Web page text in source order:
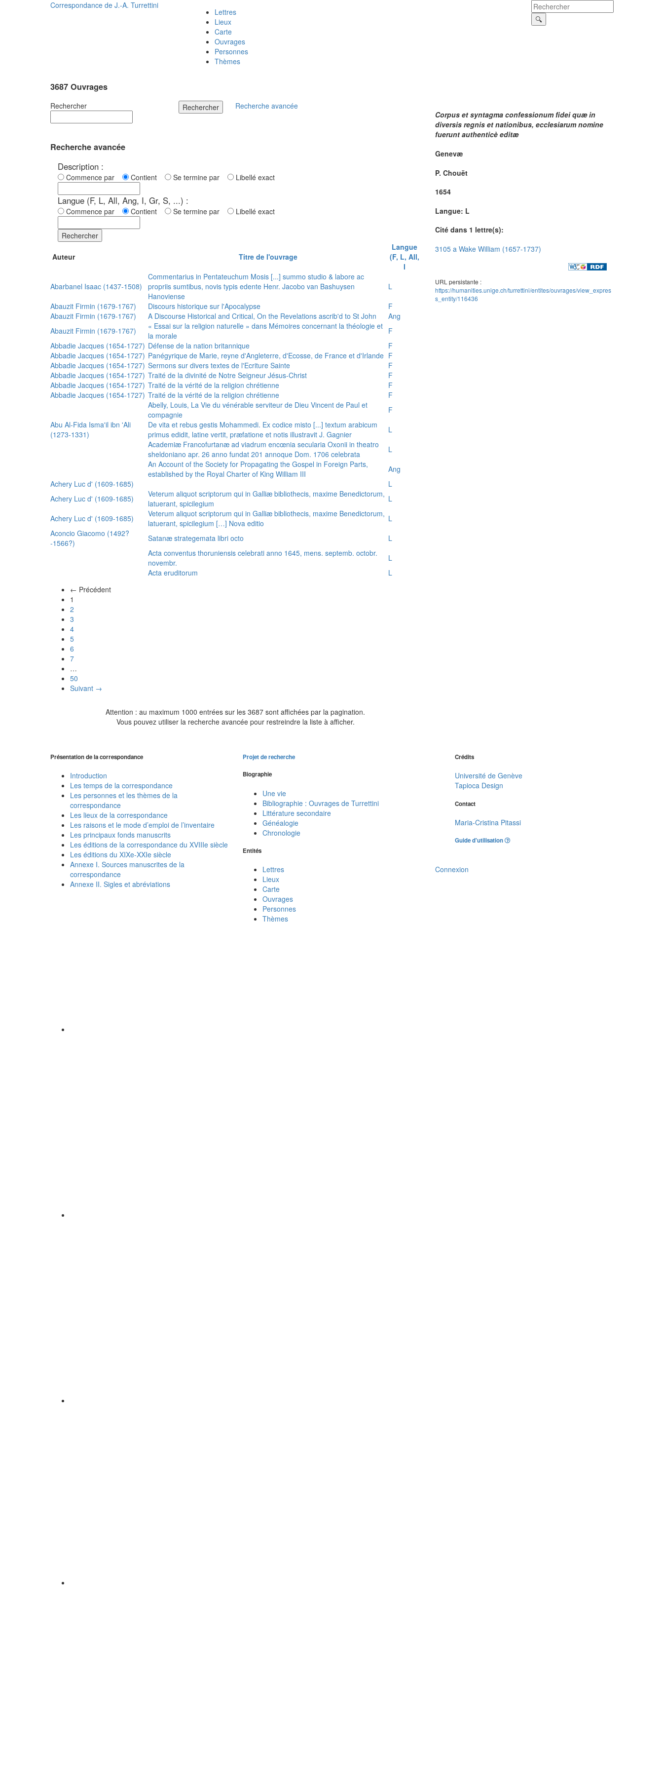
Correspondance de J.-A. Turrettini
Lettres
Lieux
Carte
Ouvrages
Personnes
Thèmes
3687 Ouvrages
Rechercher Rechercher Recherche avancée
Recherche avancée
Description :
Commence par Contient Se termine par Libellé exact
Langue (F, L, All, Ang, I, Gr, S, ...) :
Commence par Contient Se termine par Libellé exact
Rechercher
Auteur Titre de l'ouvrage
Langue
(F, L, All,
I
Abarbanel Isaac (1437-1508)
Commentarius in Pentateuchum Mosis [...] summo studio & labore ac
propriis sumtibus, novis typis edente Henr. Jacobo van Bashuysen
Hanoviense
L
Abauzit Firmin (1679-1767)
Discours historique sur l'Apocalypse
F
Abauzit Firmin (1679-1767)
A Discourse Historical and Critical, On the Revelations ascrib'd to St John
Ang
Abauzit Firmin (1679-1767)
« Essai sur la religion naturelle » dans Mémoires concernant la théologie et
la morale
F
Abbadie Jacques (1654-1727) Défense de la nation britannique
F
Abbadie Jacques (1654-1727) Panégyrique de Marie, reyne d'Angleterre, d'Ecosse, de France et d'Irlande F
Abbadie Jacques (1654-1727) Sermons sur divers textes de l'Ecriture Sainte
F
Abbadie Jacques (1654-1727) Traité de la divinité de Notre Seigneur Jésus-Christ
F
Abbadie Jacques (1654-1727) Traité de la vérité de la religion chrétienne
F
Abbadie Jacques (1654-1727) Traité de la vérité de la religion chrétienne
F
Abelly, Louis, La Vie du vénérable serviteur de Dieu Vincent de Paul et
compagnie
F
Abu Al-Fida Isma'il ibn 'Ali
(1273-1331)
De vita et rebus gestis Mohammedi. Ex codice misto [...] textum arabicum
primus edidit, latine vertit, præfatione et notis illustravit J. Gagnier
L
Academiæ Francofurtanæ ad viadrum encœnia secularia Oxonii in theatro
sheldoniano apr. 26 anno fundat 201 annoque Dom. 1706 celebrata
L
An Account of the Society for Propagating the Gospel in Foreign Parts,
established by the Royal Charter of King William III
Ang
Achery Luc d' (1609-1685)
L
Achery Luc d' (1609-1685)
Veterum aliquot scriptorum qui in Galliæ bibliothecis, maxime Benedictorum,
latuerant, spicilegium
L
Achery Luc d' (1609-1685)
Veterum aliquot scriptorum qui in Galliæ bibliothecis, maxime Benedictorum,
latuerant, spicilegium […] Nova editio
L
Aconcio Giacomo (1492?
-1566?)
Satanæ strategemata libri octo
L
Acta conventus thoruniensis celebrati anno 1645, mens. septemb. octobr.
novembr.
L
Acta eruditorum
L
← Précédent
1
2
3
4
5
6
7
…
50
Suivant →
Attention : au maximum 1000 entrées sur les 3687 sont affichées par la pagination.
Vous pouvez utiliser la recherche avancée pour restreindre la liste à afficher.
Corpus et syntagma confessionum fidei quæ in
diversis regnis et nationibus, ecclesiarum nomine
fuerunt authenticè editæ
Genevæ
P. Chouët
1654
Langue: L
Cité dans 1 lettre(s):
3105 a Wake William (1657-1737)
URL persistante :
https://humanities.unige.ch/turrettini/entites/ouvrages/view_expres
s_entity/116436
Présentation de la correspondance
Introduction
Les temps de la correspondance
Les personnes et les thèmes de la
correspondance
Les lieux de la correspondance
Les raisons et le mode d’emploi de l’inventaire
Les principaux fonds manuscrits
Les éditions de la correspondance du XVIIIe siècle
Les éditions du XIXe-XXIe siècle
Annexe I. Sources manuscrites de la
correspondance
Annexe II. Sigles et abréviations
Projet de recherche
Biographie
Une vie
Bibliographie : Ouvrages de Turrettini
Littérature secondaire
Généalogie
Chronologie
Entités
Lettres
Lieux
Carte
Ouvrages
Personnes
Thèmes
Crédits
Université de Genève
Tapioca Design
Contact
Maria-Cristina Pitassi
Guide d'utilisation
Connexion